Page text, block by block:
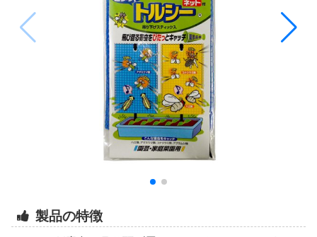
製品の特徴